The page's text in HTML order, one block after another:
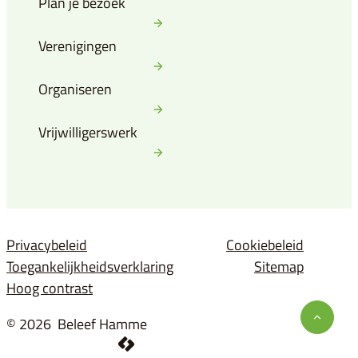
Verenigingen
Organiseren
Vrijwilligerswerk
Privacybeleid
Cookiebeleid
Toegankelijkheidsverklaring
Sitemap
Hoog contrast
© 2026 Beleef Hamme
Naar